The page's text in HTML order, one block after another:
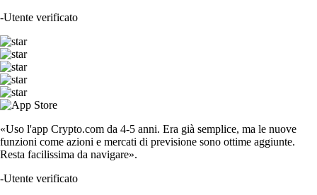
-Utente verificato
«Uso l'app Crypto.com da 4-5 anni. Era già semplice, ma le nuove
funzioni come azioni e mercati di previsione sono ottime aggiunte.
Resta facilissima da navigare».
-Utente verificato